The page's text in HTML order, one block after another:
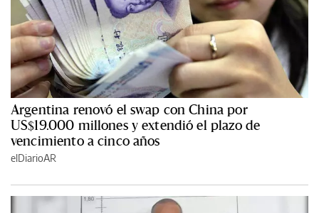
Argentina renovó el swap con China por
US$19.000 millones y extendió el plazo de
vencimiento a cinco años
elDiarioAR